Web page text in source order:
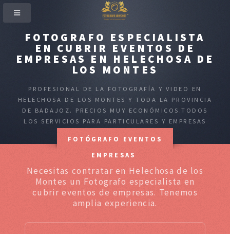
FOTOGRAFO ESPECIALISTA
EN CUBRIR EVENTOS DE
EMPRESAS EN HELECHOSA DE
LOS MONTES
PROFESIONAL DE LA FOTOGRAFÍA Y VIDEO EN
HELECHOSA DE LOS MONTES Y TODA LA PROVINCIA
DE BADAJOZ. PRECIOS MUY ECONÓMICOS.TODOS
LOS SERVICIOS PARA PARTICULARES Y EMPRESAS
FOTÓGRAFO EVENTOS
EMPRESAS
Necesitas contratar en Helechosa de los
Montes un Fotografo especialista en
cubrir eventos de empresas. Tenemos
amplia experiencia.